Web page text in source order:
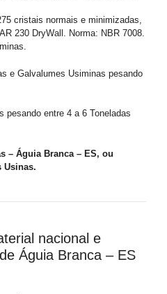
cristais normais e minimizadas,
230 DryWall. Norma: NBR 7008.
e Galvalumes Usiminas pesando
pesando entre 4 a 6 Toneladas
– Águia Branca – ES, ou
Usinas.
nacional e
Águia Branca – ES